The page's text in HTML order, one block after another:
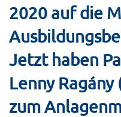
2020 auf die
Jetzt haben
Lenny
zum